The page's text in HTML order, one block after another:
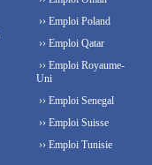
›› Emploi Poland
›› Emploi Qatar
›› Emploi Royaume-
Uni
›› Emploi Senegal
›› Emploi Suisse
›› Emploi Tunisie